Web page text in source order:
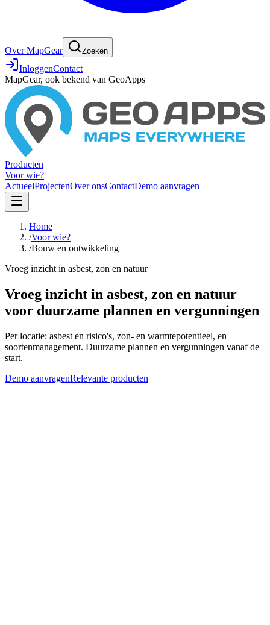
Over MapGear Zoeken
InloggenContact
MapGear, ook bekend van GeoApps
Producten
Voor wie?
ActueelProjectenOver onsContactDemo aanvragen
Home
/Voor wie?
/Bouw en ontwikkeling
Vroeg inzicht in asbest, zon en natuur
Vroeg inzicht in asbest, zon en natuur
voor duurzame plannen en vergunningen
Per locatie: asbest en risico's, zon- en warmtepotentieel, en
soortenmanagement. Duurzame plannen en vergunningen vanaf de
start.
Demo aanvragenRelevante producten